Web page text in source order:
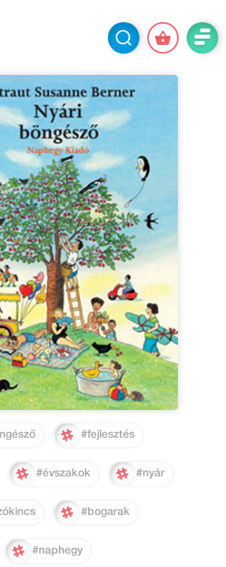
#fejlesztés
#évszakok #nyár
#bogarak
#naphegy